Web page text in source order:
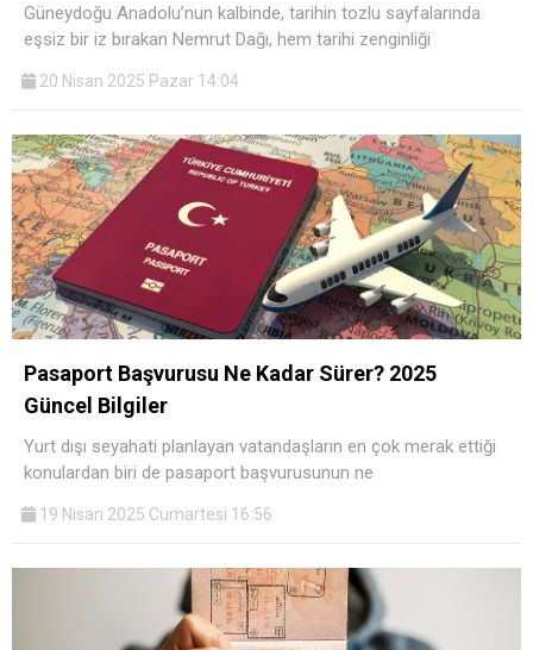
Güneydoğu Anadolu’nun kalbinde, tarihin tozlu sayfalarında
eşsiz bir iz bırakan Nemrut Dağı, hem tarihi zenginliği
20 Nisan 2025 Pazar 14:04
Pasaport Başvurusu Ne Kadar Sürer? 2025
Güncel Bilgiler
Yurt dışı seyahati planlayan vatandaşların en çok merak ettiği
konulardan biri de pasaport başvurusunun ne
19 Nisan 2025 Cumartesi 16:56